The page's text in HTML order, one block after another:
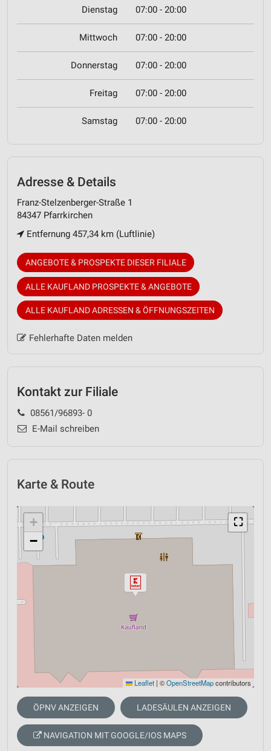
Dienstag 07:00 - 20:00
Mittwoch 07:00 - 20:00
Donnerstag 07:00 - 20:00
Freitag 07:00 - 20:00
Samstag 07:00 - 20:00
Adresse & Details
Franz-Stelzenberger-Straße 1
84347 Pfarrkirchen
Entfernung 457,34 km (Luftlinie)
ANGEBOTE & PROSPEKTE DIESER FILIALE
ALLE KAUFLAND PROSPEKTE & ANGEBOTE
ALLE KAUFLAND ADRESSEN & ÖFFNUNGSZEITEN
Fehlerhafte Daten melden
Kontakt zur Filiale
08561/96893- 0
E-Mail schreiben
Karte & Route
⛶
+
−
Leaflet | ©OpenStreetMapcontributors
ÖPNV ANZEIGEN LADESÄULEN ANZEIGEN
NAVIGATION MIT GOOGLE/IOS MAPS